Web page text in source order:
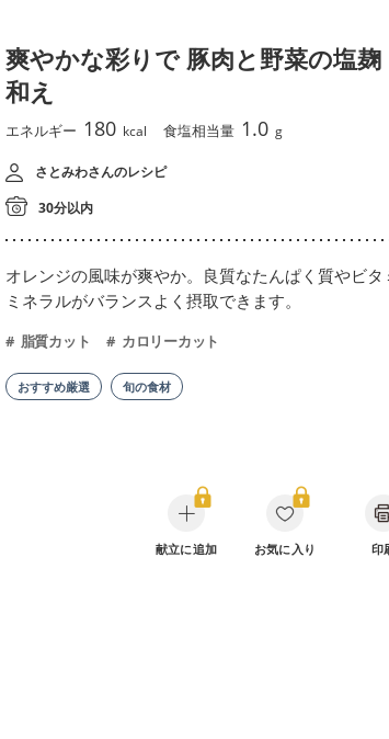
爽やかな彩りで 豚肉と野菜の塩麹
和え
エネルギー 180 kcal 食塩相当量 1.0 g
さとみわさんのレシピ
30分以内
オレンジの風味が爽やか。良質なたんぱく質やビタ
ミネラルがバランスよく摂取できます。
脂質カット カロリーカット
おすすめ厳選 旬の食材
献立に追加 お気に入り 印